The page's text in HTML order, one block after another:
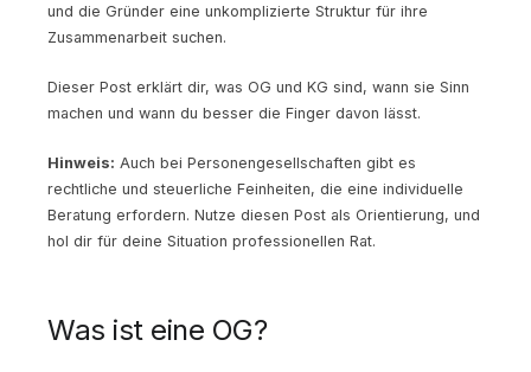
und die Gründer eine unkomplizierte Struktur für ihre
Zusammenarbeit suchen.
Dieser Post erklärt dir, was OG und KG sind, wann sie Sinn
machen und wann du besser die Finger davon lässt.
Hinweis: Auch bei Personengesellschaften gibt es
rechtliche und steuerliche Feinheiten, die eine individuelle
Beratung erfordern. Nutze diesen Post als Orientierung, und
hol dir für deine Situation professionellen Rat.
Was ist eine OG?